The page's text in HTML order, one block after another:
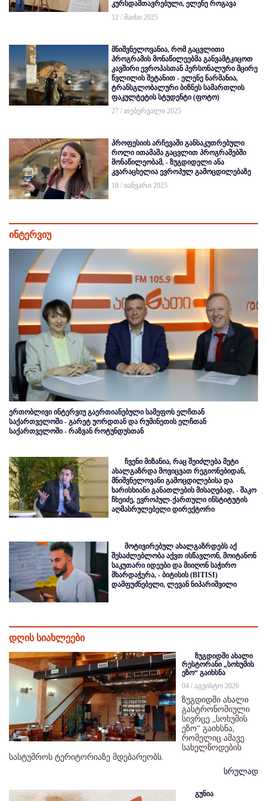
კურსდამთავრებული, ელენე როგავა
12 / მაისი 2025
მნიშვნელოვანია, რომ გაცვლითი
პროგრამის მონაწილეებმა განვამტკიცოთ
კავშირი ევროპასთან პერსონალური მცირე
წვლილის შეტანით - ელენე ნარმანია,
ტრანსგლობალური ბიზნეს სამართლის
ფაკულტეტის სტუდენტი (ფოტო)
27 / თებერვალი 2025
პროფესიის არჩევაში განსაკუთრებული
როლი ითამაშა გაცვლით პროგრამებში
მონაწილეობამ, - ზუგდიდელი ანა
კვარაცხელია ევროპულ გამოცდილებაზე
18 / იანვარი 2025
ინტერვიუ
ერთობლივი ინტერვიუ გაერთიანებული სამეფოს ელჩთან
საქართველოში - გარეტ უორდთან და რუმინეთის ელჩთან
საქართველოში - რაზვან როტუნდუსთან
ჩვენი მიზანია, რაც შეიძლება მეტი
ახალგაზრდა მოვიცვათ რეგიონებიდან,
მნიშვნელოვანი გამოცდილებისა და
ხარისხიანი განათლების მისაღებად, - შაკო
ჩხეიძე, ევროპულ-ქართული ინსტიტუტის
აღმასრულებელი დირექტორი
მოტივირებულ ახალგაზრდებს აქ
შესაძლებლობა აქვთ ისწავლონ, მოიტანონ
საკუთარი იდეები და მიიღონ საჭირო
მხარდაჭერა, - ბიტისის (BITISI)
დამფუძნებელი, ლევან ნიპარიშვილი
დღის სიახლეები
ზუგდიდში ახალი
რესტორანი „სოხუმის
ეზო“ გაიხსნა
04 / აგვისტო 2026
ზუგდიდში ახალი
გასტრონომიული
სივრცე „სოხუმის
ეზო“ გაიხსნა,
რომელიც ამავე
სახელწოდების
სასტუმროს ტერიტორიაზე მდებარეობს.
სრულად
გუნია